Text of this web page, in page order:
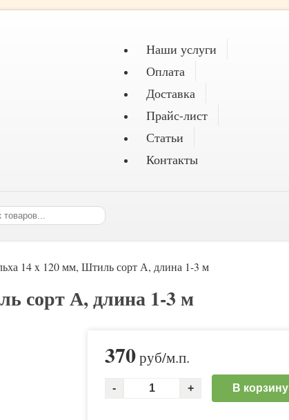
Наши услуги
Оплата
Доставка
Прайс-лист
Статьи
Контакты
14 x 120 мм, Штиль сорт А, длина 1-3 м
сорт А, длина 1-3 м
370руб/м.п.
В корзину